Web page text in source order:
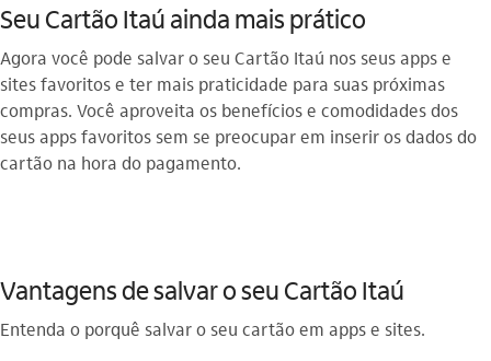
Seu Cartão Itaú ainda mais prático
Agora você pode salvar o seu Cartão Itaú nos seus apps e
sites favoritos e ter mais praticidade para suas próximas
compras. Você aproveita os benefícios e comodidades dos
seus apps favoritos sem se preocupar em inserir os dados do
cartão na hora do pagamento.
Vantagens de salvar o seu Cartão Itaú
Entenda o porquê salvar o seu cartão em apps e sites.